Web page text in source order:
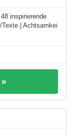
inspirierende
| Achtsamkei